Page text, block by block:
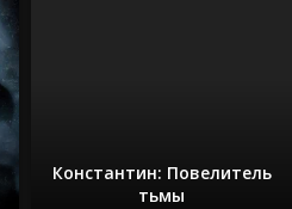
Константин: Повелитель
тьмы